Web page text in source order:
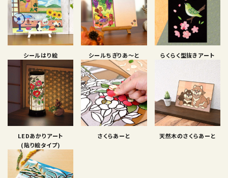
シールはり絵 シールちぎりあ〜と らくらく型抜きアート
LEDあかりアート
(貼り絵タイプ)
さくらあーと 天然木のさくらあーと